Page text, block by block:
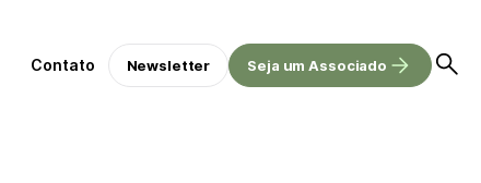
Contato Newsletter Seja um Associado